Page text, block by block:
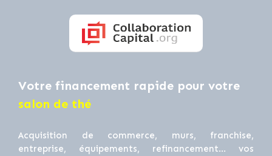
Votre financement rapide pour votre
salon de thé
Acquisition de commerce, murs, franchise,
entreprise, équipements, refinancement… vos